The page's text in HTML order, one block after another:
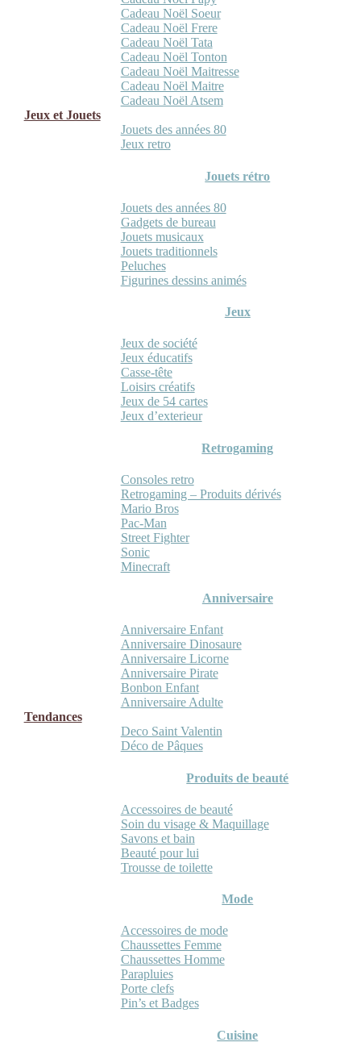
Cadeau Noël Soeur
Cadeau Noël Frere
Cadeau Noël Tata
Cadeau Noël Tonton
Cadeau Noël Maitresse
Cadeau Noël Maitre
Cadeau Noël Atsem
Jeux et Jouets
Jouets des années 80
Jeux retro
Jouets rétro
Jouets des années 80
Gadgets de bureau
Jouets musicaux
Jouets traditionnels
Peluches
Figurines dessins animés
Jeux
Jeux de société
Jeux éducatifs
Casse-tête
Loisirs créatifs
Jeux de 54 cartes
Jeux d’exterieur
Retrogaming
Consoles retro
Retrogaming – Produits dérivés
Mario Bros
Pac-Man
Street Fighter
Sonic
Minecraft
Anniversaire
Anniversaire Enfant
Anniversaire Dinosaure
Anniversaire Licorne
Anniversaire Pirate
Bonbon Enfant
Anniversaire Adulte
Tendances
Deco Saint Valentin
Déco de Pâques
Produits de beauté
Accessoires de beauté
Soin du visage & Maquillage
Savons et bain
Beauté pour lui
Trousse de toilette
Mode
Accessoires de mode
Chaussettes Femme
Chaussettes Homme
Parapluies
Porte clefs
Pin’s et Badges
Cuisine